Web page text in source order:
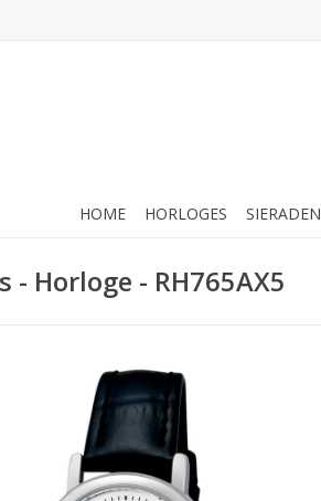
HOME HORLOGES SIERADEN
- Horloge - RH765AX5